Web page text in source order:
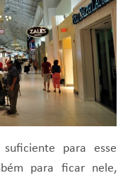
para esse
para ficar nele,